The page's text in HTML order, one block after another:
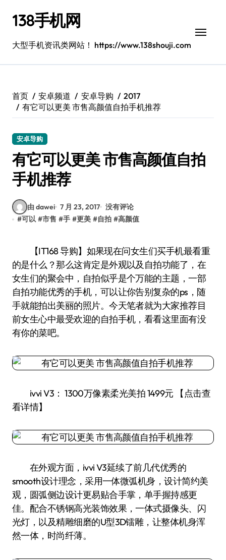
138手机网
大型手机资讯类网站！ https://www.138shouji.com
首页 安卓频道 安卓导购
2017
有它可以更美 市售高颜值自拍手机推荐
安卓导购
有它可以更美 市售高颜值自拍
手机推荐
由 dawei 7 月 23, 2017 没有评论
#可以 #市售 #手 #更美 #自拍 #高颜值
【IT168 导购】如果现在问女生们买手机最看重
的是什么？那么这肯定是外观以及自拍功能了，在
女生们的聚会中，自拍似乎是个万能的主题，一部
自拍功能优秀的手机，可以让你告别复杂的ps，随
手就能拍出美丽的照片。今天笔者就为大家推荐目
前女生心中最受欢迎的自拍手机，看看这里面有没
有你的菜吧。
ivvi V3： 1300万像素柔光美拍 1499元 【点击查
看详情】
在外观方面，ivvi V3延续了前几代优秀的
smooth设计理念，采用一体微弧机身，设计简约美
观，圆弧侧边设计更易贴合手掌，单手握持感更
佳。配合不锈钢高光装饰效果，一体式摄像头、闪
光灯，以及精雕细磨的U型3D镭雕，让整体机身浑
然一体，时尚纤薄。